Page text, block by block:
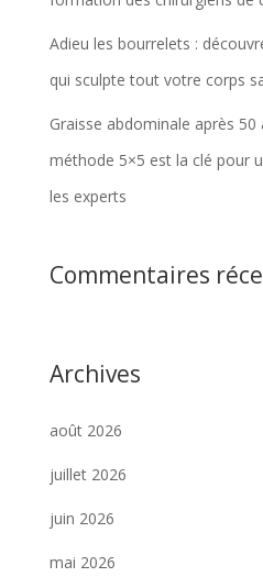
Adieu les bourrelets :
qui sculpte tout votre corps
Graisse abdominale après 50
méthode 5×5 est la clé pour
les experts
Commentaires
Archives
août 2026
juillet 2026
juin 2026
mai 2026